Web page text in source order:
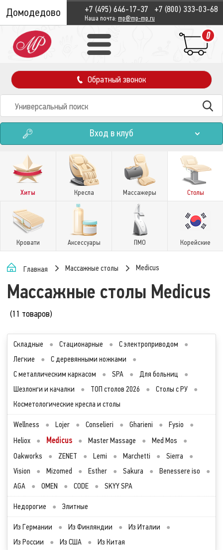
Домодедово +7 (495) 646-17-37 +7 (800) 333-03-68
Наша почта: mp@mp-mp.ru
0
Обратный звонок
Вход в клуб
Хиты Кресла Массажеры Столы
Кровати Аксессуары ПМО Корейские
Главная Массажные столы Medicus
Массажные столы Medicus
(11 товаров)
Складные ● Стационарные ● С электроприводом
●
Легкие
● С деревянными ножками
●
С металлическим каркасом
● SPA ● Для больниц
●
Шезлонги и качалки
● ТОП столов 2026 ● Столы с РУ
●
Косметологические кресла и столы
Wellness ● Lojer ● Conselieri ● Gharieni ● Fysio
●
Heliox
● Medicus ● Master Massage ● Med Mos
●
Oakworks
● ZENET ● Lemi ● Marchetti ● Sierra
●
Vision
● Mizomed ● Esther ● Sakura ● Benessere iso
●
AGA
● OMEN ● CODE ● SKYY SPA
Недорогие ● Элитные
Из Германии ● Из Финляндии ● Из Италии
●
Из России
● Из США ● Из Китая